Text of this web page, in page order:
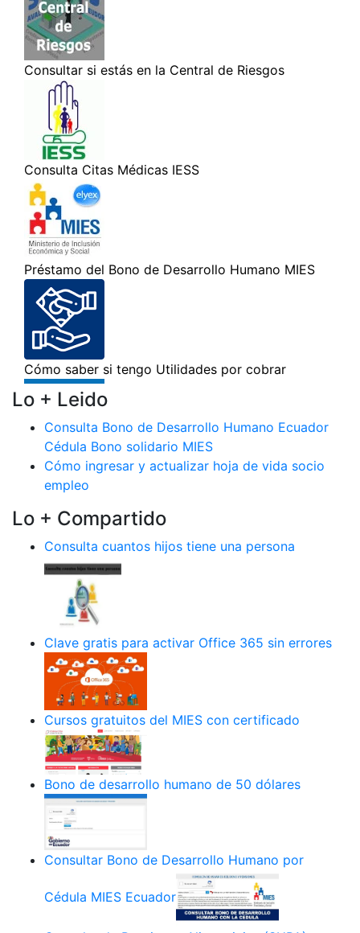
Lo + Leido
Consulta Bono de Desarrollo Humano Ecuador
Cédula Bono solidario MIES
Cómo ingresar y actualizar hoja de vida socio
empleo
Lo + Compartido
Consulta cuantos hijos tiene una persona
Clave gratis para activar Office 365 sin errores
Cursos gratuitos del MIES con certificado
Bono de desarrollo humano de 50 dólares
Consultar Bono de Desarrollo Humano por
Cédula MIES Ecuador